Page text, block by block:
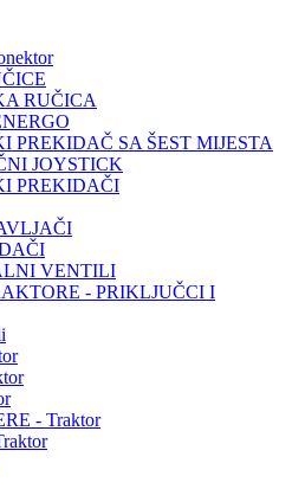
RUČICA
PREKIDAČ SA ŠEST MIJESTA
JOYSTICK
PREKIDAČI
VENTILI
- PRIKLJUČCI I
- Traktor